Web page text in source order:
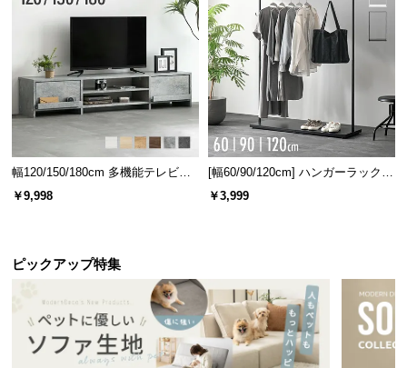
幅120/150/180cm 多機能テレビボ
ード 木目/石目調 オープン収納・
引き出し収納付き
￥9,998
[幅60/90/120cm] ハンガーラック
スチール 4段階高さ調節 サイドフ
ック オープンラック シンプル
￥3,999
ピックアップ特集